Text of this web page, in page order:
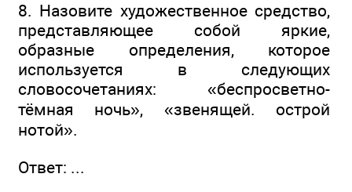
8. Назовите художественное средство,
представляющее собой яркие,
образные определения, которое
используется в следующих
словосочетаниях: «беспросветно-
тёмная ночь», «звенящей. острой
нотой».
Ответ: ...